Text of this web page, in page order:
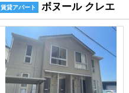
賃貸アパート ボヌール クレエ